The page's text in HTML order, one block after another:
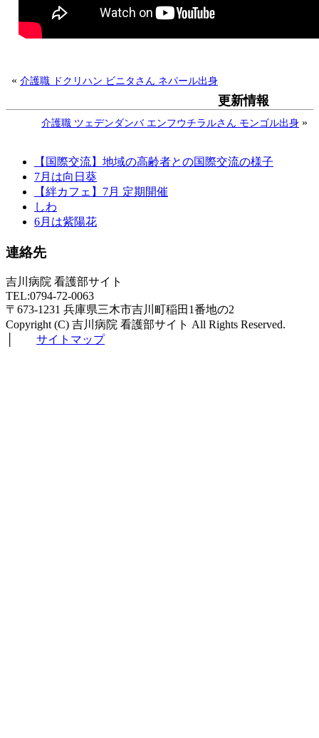
« 介護職 ドクリハン ビニタさん ネパール出身
介護職 ツェデンダンバ エンフウチラルさん モンゴル出身 »
更新情報
【国際交流】地域の高齢者との国際交流の様子
7月は向日葵
【絆カフェ】7月 定期開催
しわ
6月は紫陽花
連絡先
吉川病院 看護部サイト
TEL:0794-72-0063
〒673-1231 兵庫県三木市吉川町稲田1番地の2
Copyright (C) 吉川病院 看護部サイト All Rights Reserved.
サイトマップ